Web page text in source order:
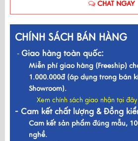
CHAT NGAY
CHÍNH SÁCH BÁN HÀNG
- Giao hàng toàn quốc:
Miễn phí giao hàng (Freeship)
1.000.000đ (áp dụng trong bán
Showroom).
Xem chính sách giao nhận tại đây
- Cam kết chất lượng & Đồng
Cam kết sản phẩm đúng mẫu,
nghề.